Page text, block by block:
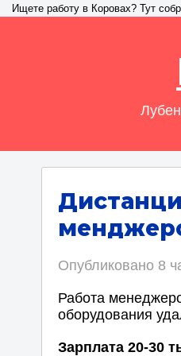
Ищете работу в Коровах? Тут
Опубликовано 8
Работа
оборудования
Зарплата 20-30